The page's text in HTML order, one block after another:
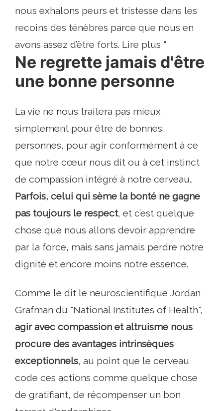
nous exhalons peurs et tristesse dans les
recoins des ténèbres parce que nous en
avons assez d’être forts. Lire plus "
Ne regrette jamais d'être
une bonne personne
La vie ne nous traitera pas mieux
simplement pour être de bonnes
personnes, pour agir conformément à ce
que notre cœur nous dit ou à cet instinct
de compassion intégré à notre cerveau..
Parfois, celui qui sème la bonté ne gagne
pas toujours le respect, et c’est quelque
chose que nous allons devoir apprendre
par la force, mais sans jamais perdre notre
dignité et encore moins notre essence.
Comme le dit le neuroscientifique Jordan
Grafman du "National Institutes of Health",
agir avec compassion et altruisme nous
procure des avantages intrinsèques
exceptionnels, au point que le cerveau
code ces actions comme quelque chose
de gratifiant, de récompenser un bon